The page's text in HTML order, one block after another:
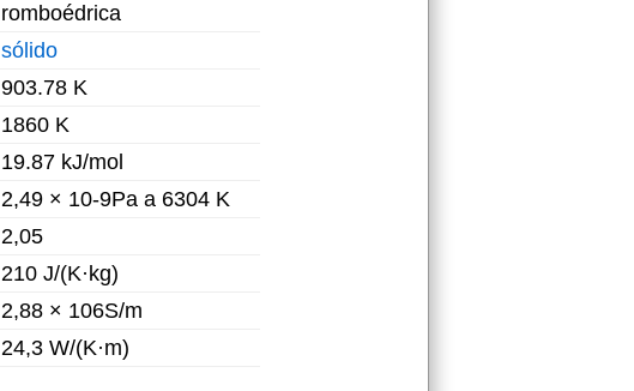
romboédrica
sólido
903.78 K
1860 K
19.87 kJ/mol
2,49 × 10-9Pa a 6304 K
2,05
210 J/(K·kg)
2,88 × 106S/m
24,3 W/(K·m)